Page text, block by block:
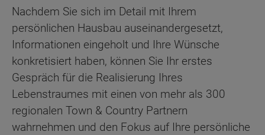
Nachdem Sie sich im Detail mit Ihrem
persönlichen Hausbau auseinandergesetzt,
Informationen eingeholt und Ihre Wünsche
konkretisiert haben, können Sie Ihr erstes
Gespräch für die Realisierung Ihres
Lebenstraumes mit einen von mehr als 300
regionalen Town & Country Partnern
wahrnehmen und den Fokus auf Ihre persönliche